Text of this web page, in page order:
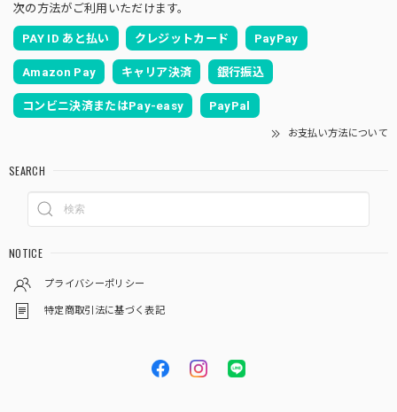
次の方法がご利用いただけます。
PAY ID あと払い クレジットカード PayPay
Amazon Pay キャリア決済 銀行振込
コンビニ決済またはPay-easy PayPal
お支払い方法について
SEARCH
NOTICE
プライバシーポリシー
特定商取引法に基づく表記